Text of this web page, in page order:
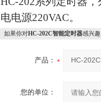
电电源220VAC。
如果你对HC-202C智能定时器感兴
产品：
您的单位：